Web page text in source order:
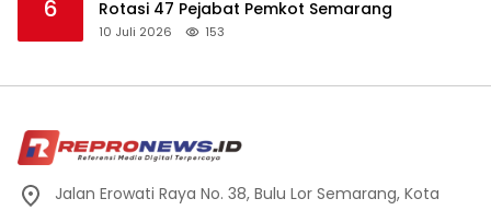
6
Rotasi 47 Pejabat Pemkot Semarang
10 Juli 2026 153
Jalan Erowati Raya No. 38, Bulu Lor Semarang, Kota